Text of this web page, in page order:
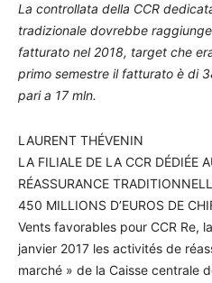
La controllata della CCR
tradizionale dovrebbe
fatturato nel 2018, target che
primo semestre il fatturato è di
pari a 17 mln.
LAURENT THÉVENIN
LA FILIALE DE LA CCR DÉDIÉE
RÉASSURANCE
450 MILLIONS D’EUROS DE
Vents favorables pour CCR Re,
janvier 2017 les activités de
marché » de la Caisse centrale